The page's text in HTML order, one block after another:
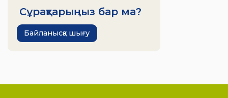
Сұрақтарыңыз бар ма?
Байланысқа шығу